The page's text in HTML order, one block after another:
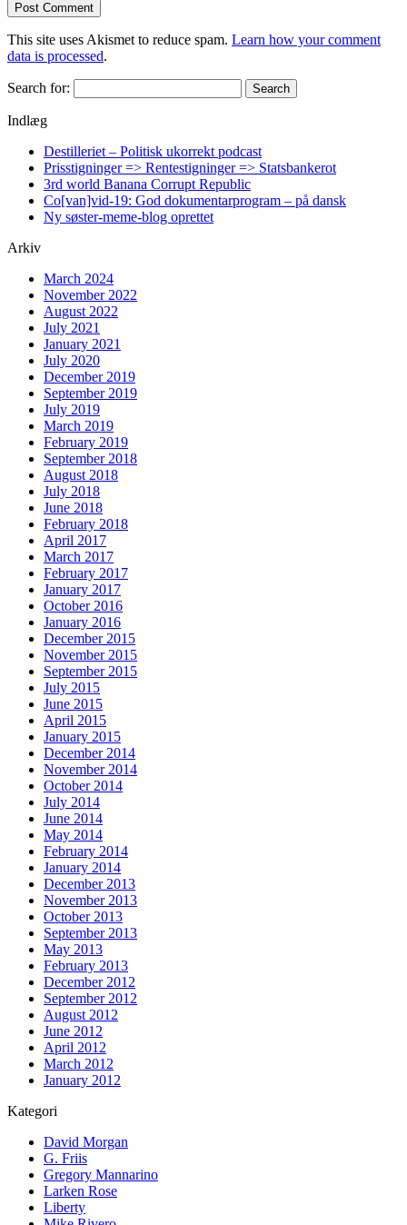
This site uses Akismet to reduce spam. Learn how your comment
data is processed.
Search for:
Indlæg
Destilleriet – Politisk ukorrekt podcast
Prisstigninger => Rentestigninger => Statsbankerot
3rd world Banana Corrupt Republic
Co[van]vid-19: God dokumentarprogram – på dansk
Ny søster-meme-blog oprettet
Arkiv
March 2024
November 2022
August 2022
July 2021
January 2021
July 2020
December 2019
September 2019
July 2019
March 2019
February 2019
September 2018
August 2018
July 2018
June 2018
February 2018
April 2017
March 2017
February 2017
January 2017
October 2016
January 2016
December 2015
November 2015
September 2015
July 2015
June 2015
April 2015
January 2015
December 2014
November 2014
October 2014
July 2014
June 2014
May 2014
February 2014
January 2014
December 2013
November 2013
October 2013
September 2013
May 2013
February 2013
December 2012
September 2012
August 2012
June 2012
April 2012
March 2012
January 2012
Kategori
David Morgan
G. Friis
Gregory Mannarino
Larken Rose
Liberty